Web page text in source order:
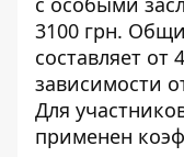
3100 грн.
составляет от
зависимости
Для
применен